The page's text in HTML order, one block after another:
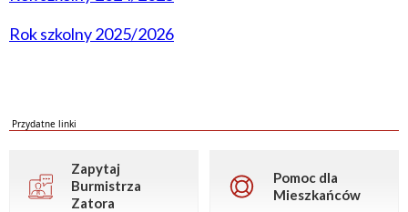
Rok szkolny 2025/2026
Przydatne linki
Zapytaj
Burmistrza
Zatora
Pomoc dla
Mieszkańców